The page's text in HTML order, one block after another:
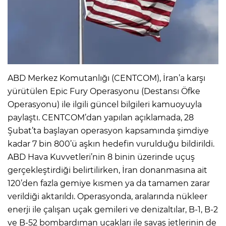
ABD Merkez Komutanlığı (CENTCOM), İran’a karşı
yürütülen Epic Fury Operasyonu (Destansı Öfke
Operasyonu) ile ilgili güncel bilgileri kamuoyuyla
paylaştı. CENTCOM’dan yapılan açıklamada, 28
Şubat’ta başlayan operasyon kapsamında şimdiye
kadar 7 bin 800’ü aşkın hedefin vurulduğu bildirildi.
ABD Hava Kuvvetleri’nin 8 binin üzerinde uçuş
gerçekleştirdiği belirtilirken, İran donanmasına ait
120’den fazla gemiye kısmen ya da tamamen zarar
verildiği aktarıldı. Operasyonda, aralarında nükleer
enerji ile çalışan uçak gemileri ve denizaltılar, B-1, B-2
ve B-52 bombardıman uçakları ile savaş jetlerinin de